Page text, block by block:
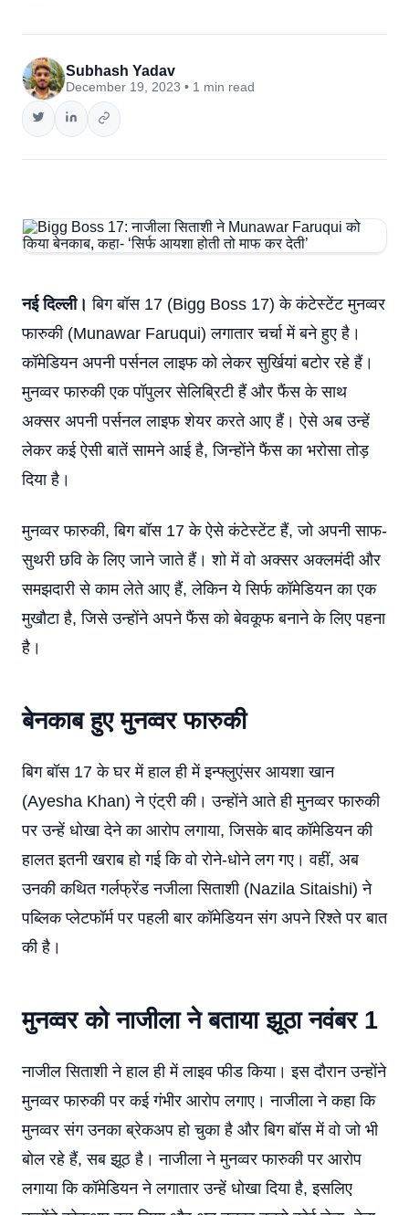
Subhash Yadav
December 19, 2023 • 1 min read
नई दिल्ली। बिग बॉस 17 (Bigg Boss 17) के कंटेस्टेंट मुनव्वर
फारुकी (Munawar Faruqui) लगातार चर्चा में बने हुए है।
कॉमेडियन अपनी पर्सनल लाइफ को लेकर सुर्खियां बटोर रहे हैं।
मुनव्वर फारुकी एक पॉपुलर सेलिब्रिटी हैं और फैंस के साथ
अक्सर अपनी पर्सनल लाइफ शेयर करते आए हैं। ऐसे अब उन्हें
लेकर कई ऐसी बातें सामने आई है, जिन्होंने फैंस का भरोसा तोड़
दिया है।
मुनव्वर फारुकी, बिग बॉस 17 के ऐसे कंटेस्टेंट हैं, जो अपनी साफ-
सुथरी छवि के लिए जाने जाते हैं। शो में वो अक्सर अक्लमंदी और
समझदारी से काम लेते आए हैं, लेकिन ये सिर्फ कॉमेडियन का एक
मुखौटा है, जिसे उन्होंने अपने फैंस को बेवकूफ बनाने के लिए पहना
है।
बेनकाब हुए मुनव्वर फारुकी
बिग बॉस 17 के घर में हाल ही में इन्फ्लुएंसर आयशा खान
(Ayesha Khan) ने एंट्री की। उन्होंने आते ही मुनव्वर फारुकी
पर उन्हें धोखा देने का आरोप लगाया, जिसके बाद कॉमेडियन की
हालत इतनी खराब हो गई कि वो रोने-धोने लग गए। वहीं, अब
उनकी कथित गर्लफ्रेंड नजीला सिताशी (Nazila Sitaishi) ने
पब्लिक प्लेटफॉर्म पर पहली बार कॉमेडियन संग अपने रिश्ते पर बात
की है।
मुनव्वर को नाजीला ने बताया झूठा नवंबर 1
नाजील सिताशी ने हाल ही में लाइव फीड किया। इस दौरान उन्होंने
मुनव्वर फारुकी पर कई गंभीर आरोप लगाए। नाजीला ने कहा कि
मुनव्वर संग उनका ब्रेकअप हो चुका है और बिग बॉस में वो जो भी
बोल रहे हैं, सब झूठ है। नाजीला ने मुनव्वर फारुकी पर आरोप
लगाया कि कॉमेडियन ने लगातार उन्हें धोखा दिया है, इसलिए